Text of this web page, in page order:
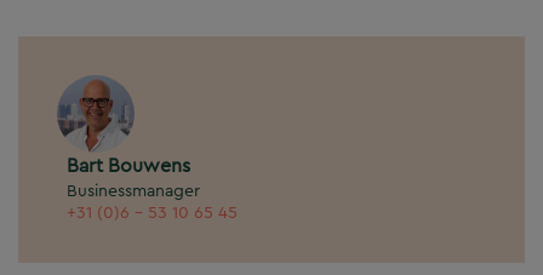
Bart Bouwens
Businessmanager
+31 (0)6 - 53 10 65 45